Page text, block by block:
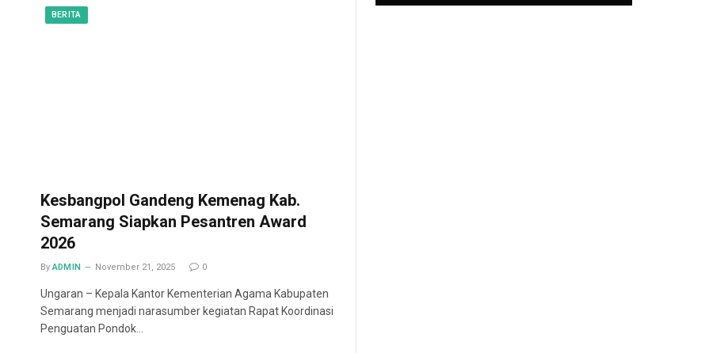
BERITA
Kesbangpol Gandeng Kemenag Kab.
Semarang Siapkan Pesantren Award
2026
By ADMIN November 21, 2025 0
Ungaran – Kepala Kantor Kementerian Agama Kabupaten
Semarang menjadi narasumber kegiatan Rapat Koordinasi
Penguatan Pondok…